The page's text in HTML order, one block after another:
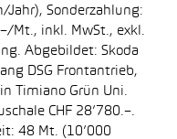
Jahr), Sonderzahlung:
Mt., inkl. MwSt., exkl.
Abgebildet: Skoda
DSG Frontantrieb,
Timiano Grün Uni.
CHF 28’780.–.
48 Mt. (10’000